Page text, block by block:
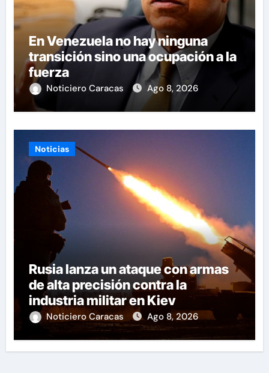
En Venezuela no hay ninguna
transición sino una ocupación a la
fuerza
Noticiero Caracas Ago 8, 2026
Noticias
Rusia lanza un ataque con armas
de alta precisión contra la
industria militar en Kiev
Noticiero Caracas Ago 8, 2026